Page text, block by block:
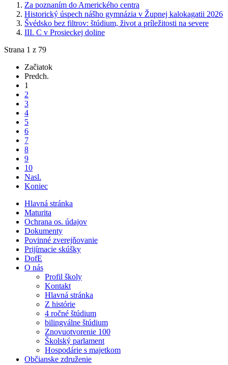
Za poznaním do Amerického centra
Historický úspech nášho gymnázia v Župnej kalokagatii 2026
Švédsko bez filtrov: štúdium, život a príležitosti na severe
III. C v Prosieckej doline
Strana 1 z 79
Začiatok
Predch.
1
2
3
4
5
6
7
8
9
10
Nasl.
Koniec
Hlavná stránka
Maturita
Ochrana os. údajov
Dokumenty
Povinné zverejňovanie
Prijímacie skúšky
DofE
O nás
Profil školy
Kontakt
Hlavná stránka
Z histórie
4 ročné štúdium
bilingválne štúdium
Znovuotvorenie 100
Školský parlament
Hospodárie s majetkom
Občianske združenie